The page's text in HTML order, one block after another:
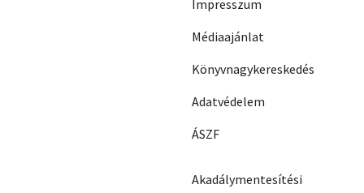
Impresszum
Médiaajánlat
Könyvnagykereskedés
Adatvédelem
ÁSZF
Akadálymentesítési